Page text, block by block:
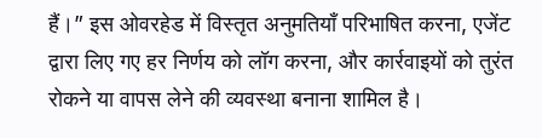
हैं।” इस ओवरहेड में विस्तृत अनुमतियाँ परिभाषित करना, एजेंट
द्वारा लिए गए हर निर्णय को लॉग करना, और कार्रवाइयों को तुरंत
रोकने या वापस लेने की व्यवस्था बनाना शामिल है।